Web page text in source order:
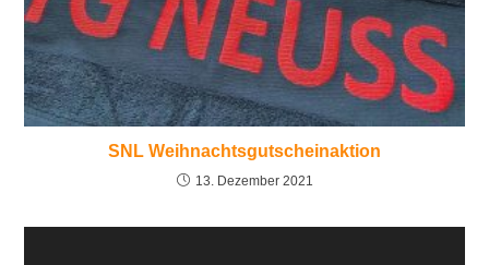
SNL Weihnachtsgutscheinaktion
13. Dezember 2021